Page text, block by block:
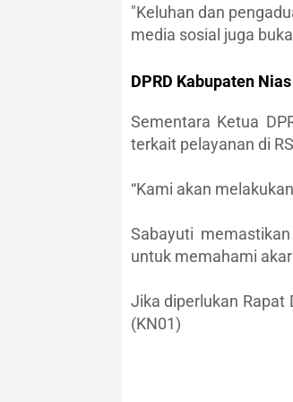
"Keluhan dan
media sosial juga
DPRD Kabupaten
Sementara Ketua
terkait pelayanan di
“Kami akan
Sabayuti
untuk memahami
Jika diperlukan Rapat
(KN01)